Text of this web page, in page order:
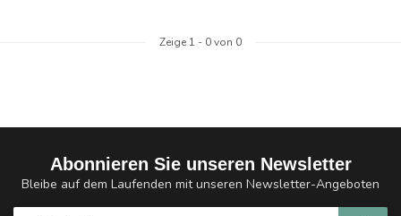
Zeige 1 - 0von 0
Abonnieren Sie unseren Newsletter
Bleibe auf dem Laufenden mit unseren Newsletter-Angeboten